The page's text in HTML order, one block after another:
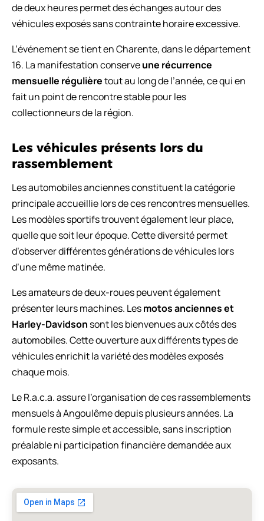
de deux heures permet des échanges autour des
véhicules exposés sans contrainte horaire excessive.
L’événement se tient en Charente, dans le département
16. La manifestation conserveune récurrence
mensuelle régulièretout au long de l’année, ce qui en
fait un point de rencontre stable pour les
collectionneurs de la région.
Les véhicules présents lors du
rassemblement
Les automobiles anciennes constituent la catégorie
principale accueillie lors de ces rencontres mensuelles.
Les modèles sportifs trouvent également leur place,
quelle que soit leur époque. Cette diversité permet
d’observer différentes générations de véhicules lors
d’une même matinée.
Les amateurs de deux-roues peuvent également
présenter leurs machines. Lesmotos anciennes et
Harley-Davidson sont les bienvenues aux côtés des
automobiles. Cette ouverture aux différents types de
véhicules enrichit la variété des modèles exposés
chaque mois.
Le R.a.c.a. assure l’organisation de ces rassemblements
mensuels à Angoulême depuis plusieurs années. La
formule reste simple et accessible, sans inscription
préalable ni participation financière demandée aux
exposants.